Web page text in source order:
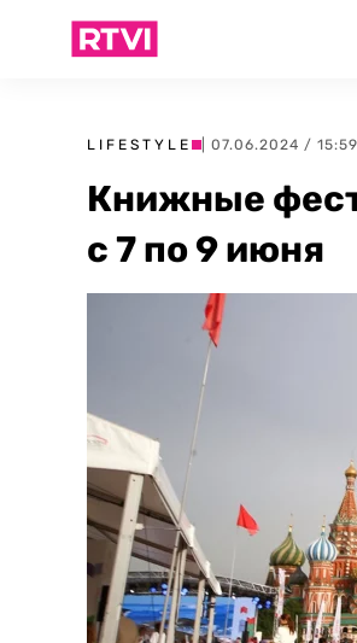
LIFESTYLE | 07.06.2024 / 15:59
Книжные
с 7 по 9 июня